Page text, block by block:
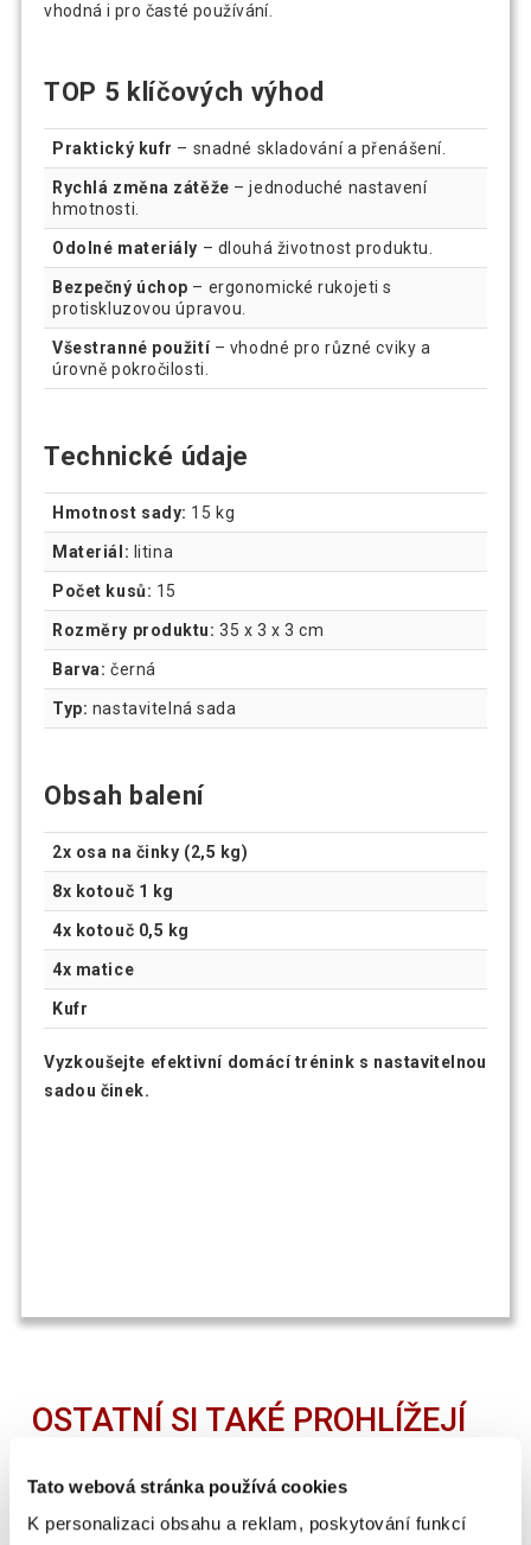
Tato webová stránka používá cookies
K personalizaci obsahu a reklam, poskytování funkcí
vhodná i pro časté používání.
TOP 5 klíčových výhod
Praktický kufr – snadné skladování a přenášení.
Rychlá změna zátěže – jednoduché nastavení
hmotnosti.
Odolné materiály – dlouhá životnost produktu.
Bezpečný úchop – ergonomické rukojeti s
protiskluzovou úpravou.
Všestranné použití– vhodné pro různé cviky a
úrovně pokročilosti.
Technické údaje
Hmotnost sady: 15 kg
Materiál: litina
Počet kusů: 15
Rozměry produktu: 35 x 3 x 3 cm
Barva: černá
Typ: nastavitelná sada
Obsah balení
2x osa na činky (2,5 kg)
8x kotouč 1 kg
4x kotouč 0,5 kg
4x matice
Kufr
Vyzkoušejte efektivní domácí trénink s nastavitelnou
sadou činek.
OSTATNÍ SI TAKÉ PROHLÍŽEJÍ